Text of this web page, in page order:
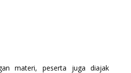
materi, peserta juga diajak